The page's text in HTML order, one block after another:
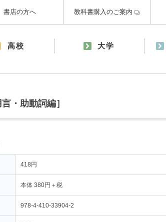
書店の方へ 教科書購入のご案内
高校 大学
・助動詞編］
418円
本体 380円＋税
978-4-410-33904-2